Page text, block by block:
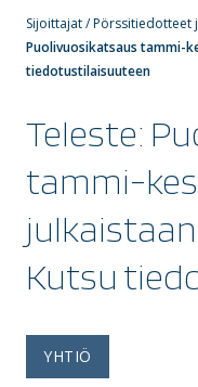
Sijoittajat/Pörssitiedotteet
Puolivuosikatsaus tammi-
tiedotustilaisuuteen
Teleste:
tammi-
julkaistaan
Kutsu
YHTIÖ